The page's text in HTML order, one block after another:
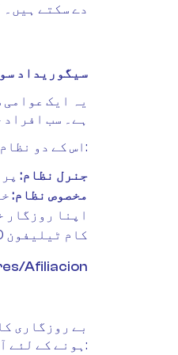
دے سکتے
سیگوریداد
یہ ایک
ہے۔ سب
اس کے دو نظام ہیں:
جنرل نظام:
مخصوص نظام:
کام ٹیلیفون 900.50.20.50 یا انٹرنیٹ پر کیا جاسکتا ہے۔
Afiliacion
بے روزگاری
ہونے کے لئے آپ: